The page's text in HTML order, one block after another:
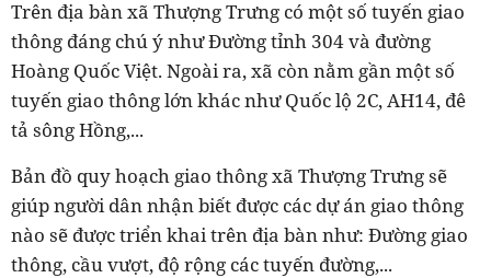
Trên địa bàn xã Thượng Trưng có một số tuyến giao
thông đáng chú ý như Đường tỉnh 304 và đường
Hoàng Quốc Việt. Ngoài ra, xã còn nằm gần một số
tuyến giao thông lớn khác như Quốc lộ 2C, AH14, đê
tả sông Hồng,...
Bản đồ quy hoạch giao thông xã Thượng Trưng sẽ
giúp người dân nhận biết được các dự án giao thông
nào sẽ được triển khai trên địa bàn như: Đường giao
thông, cầu vượt, độ rộng các tuyến đường,...